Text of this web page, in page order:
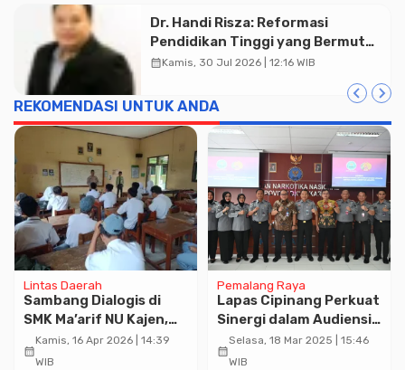
Dr. Handi Risza: Reformasi
Pendidikan Tinggi yang Bermutu
dan Terintegrasi Menuju
calendar_monthKamis, 30 Jul 2026 | 12:16 WIB
REKOMENDASI UNTUK ANDA
Lintas Daerah
Sambang Dialogis di
SMK Ma’arif NU Kajen,
Bhabinkamtibmas
Sampaikan Pesan
calendar_month
Kamis, 16 Apr 2026 | 14:39
WIB
Pemalang Raya
Lapas Cipinang Perkuat
Sinergi dalam Audiensi
ke BNNP Jakarta untuk
Dukung P4GN
calendar_month
Selasa, 18 Mar 2025 | 15:46
WIB